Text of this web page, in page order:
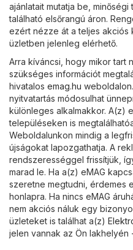
ajánlatait mutatja be,
található elsőrangú áron.
ezért nézze át a teljes akciós
üzletben jelenleg elérhető.
Arra kíváncsi, hogy mikor tart
szükséges információt
hivatalos emag.hu
nyitvatartás módosulhat
különleges alkalmakkor. A(z)
településeken is
Weboldalunkon mindig a
újságokat lapozgathatja. A
rendszerességgel frissítjük,
marad le. Ha a(z) eMAG
szeretne megtudni, érdemes
honlapra. Ha nincs eMAG
nem akciós náluk egy
üzleteket is találhat a(z)
jelen vannak az Ön lakhelyén